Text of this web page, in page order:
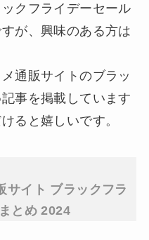
クフライデーセール
が、興味のある方は
通販サイトのブラッ
事を掲載しています
ると嬉しいです。
サイト ブラックフラ
とめ 2024